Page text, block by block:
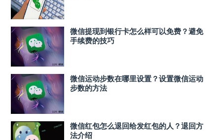
微信提现到银行卡怎么样可以免费？避免
手续费的技巧
微信运动步数在哪里设置？设置微信运动
步数的方法
微信红包怎么退回给发红包的人？退回方
法介绍